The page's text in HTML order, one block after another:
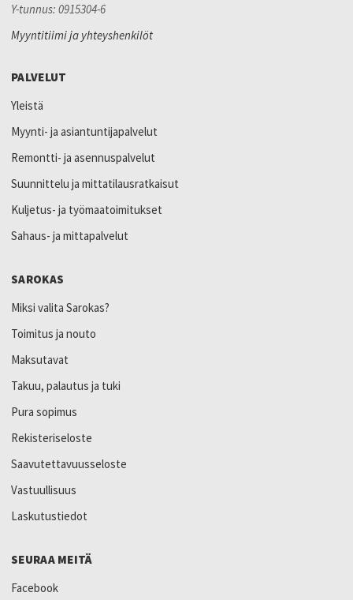
Y-tunnus: 0915304-6
Myyntitiimi ja yhteyshenkilöt
PALVELUT
Yleistä
Myynti- ja asiantuntijapalvelut
Remontti- ja asennuspalvelut
Suunnittelu ja mittatilausratkaisut
Kuljetus- ja työmaatoimitukset
Sahaus- ja mittapalvelut
SAROKAS
Miksi valita Sarokas?
Toimitus ja nouto
Maksutavat
Takuu, palautus ja tuki
Pura sopimus
Rekisteriseloste
Saavutettavuusseloste
Vastuullisuus
Laskutustiedot
SEURAA MEITÄ
Facebook